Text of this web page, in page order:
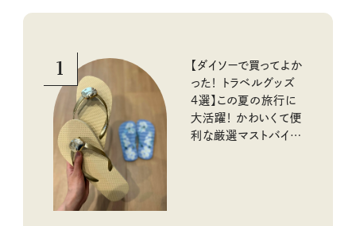
1
【ダイソーで買ってよか
った！ トラベルグッズ
4選】この夏の旅行に
大活躍！ かわいくて便
利な厳選マストバイア